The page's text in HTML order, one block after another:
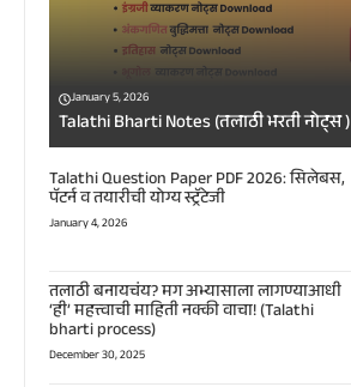
January 5, 2026
Talathi Bharti Notes (तलाठी भरती नोट्स )
Talathi Question Paper PDF 2026: सिलेबस,
पॅटर्न व तयारीची योग्य स्ट्रॅटेजी
January 4, 2026
तलाठी बनायचंय? मग अभ्यासाला लागण्याआधी
‘ही’ महत्त्वाची माहिती नक्की वाचा! (Talathi
bharti process)
December 30, 2025